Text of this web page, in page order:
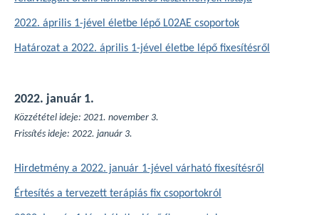
2022. április 1-jével életbe lépő L02AE csoportok
Határozat a 2022. április 1-jével életbe lépő fixesítésről
2022. január 1.
Közzététel ideje: 2021. november 3.
Frissítés ideje: 2022. január 3.
Hirdetmény a 2022. január 1-jével várható fixesítésről
Értesítés a tervezett terápiás fix csoportokról